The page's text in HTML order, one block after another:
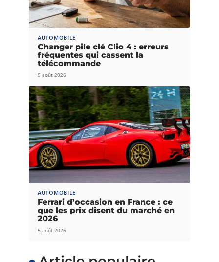
AUTOMOBILE
Changer pile clé Clio 4 : erreurs
fréquentes qui cassent la
télécommande
5 août 2026
AUTOMOBILE
Ferrari d’occasion en France : ce
que les prix disent du marché en
2026
5 août 2026